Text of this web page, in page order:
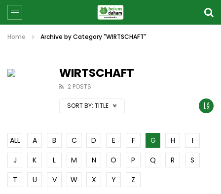
Home Archive by Category "WIRTSCHAFT"
WIRTSCHAFT
2 POSTS
SORT BY: TITLE
ALL A B C D E F G H
I
J
K L M N O P Q R
S
T
U V W X Y Z